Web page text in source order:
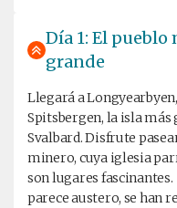
Día 1: El pueblo
grande
Llegará a
Spitsbergen, la isla
Svalbard. Disfrute
minero, cuya iglesia
son lugares
parece austero, se han